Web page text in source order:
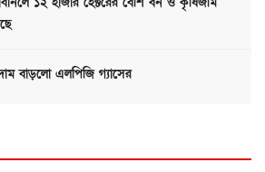
বাড়লো এলপিজি গ্যাসের